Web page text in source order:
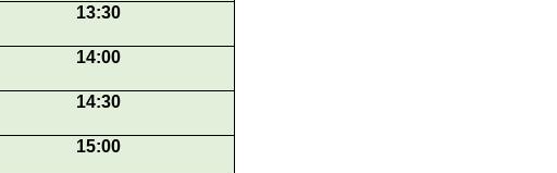
13:30
14:00
14:30
15:00